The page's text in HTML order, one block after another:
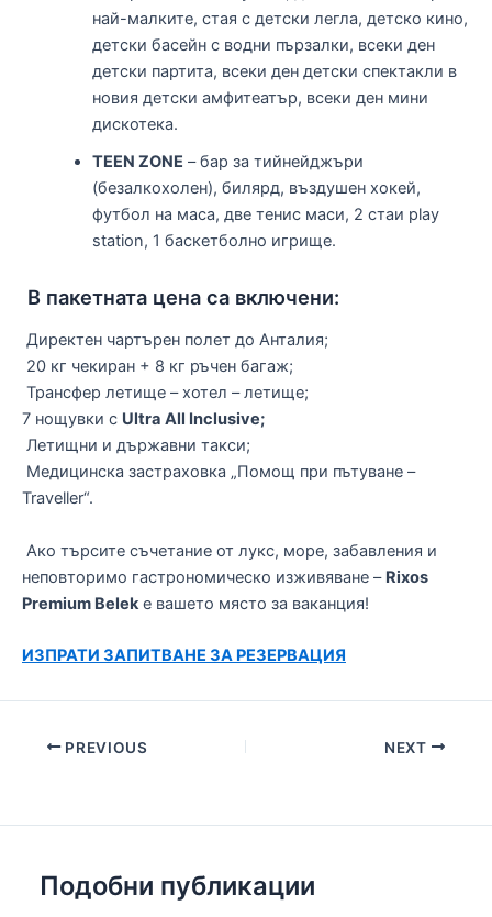
най-малките, стая с детски легла, детско кино,
детски басейн с водни пързалки, всеки ден
детски партита, всеки ден детски спектакли в
новия детски амфитеатър, всеки ден мини
дискотека.
TEEN ZONE – бар за тийнейджъри
(безалкохолен), билярд, въздушен хокей,
футбол на маса, две тенис маси, 2 стаи play
station, 1 баскетболно игрище.
В пакетната цена са включени:
Директен чартърен полет до Анталия;
20 кг чекиран + 8 кг ръчен багаж;
Трансфер летище – хотел – летище;
7 нощувки с Ultra All Inclusive;
Летищни и държавни такси;
Медицинска застраховка „Помощ при пътуване –
Traveller“.
Ако търсите съчетание от лукс, море, забавления и
неповторимо гастрономическо изживяване – Rixos
Premium Belek е вашето място за ваканция!
ИЗПРАТИ ЗАПИТВАНЕ ЗА РЕЗЕРВАЦИЯ
Post PREVIOUS NEXT
Подобни публикации